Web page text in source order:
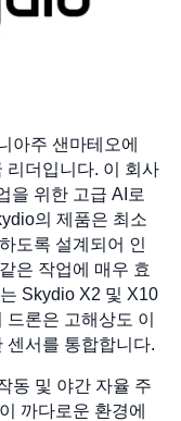
아주 샌마테오에
리더입니다. 이 회사
을 위한 고급 AI로
의 제품은 최소
도록 설계되어 인
은 작업에 매우 효
Skydio X2 및 X10
론은 고해상도 이
센서를 통합합니다.
동 및 야간 자율 주
까다로운 환경에